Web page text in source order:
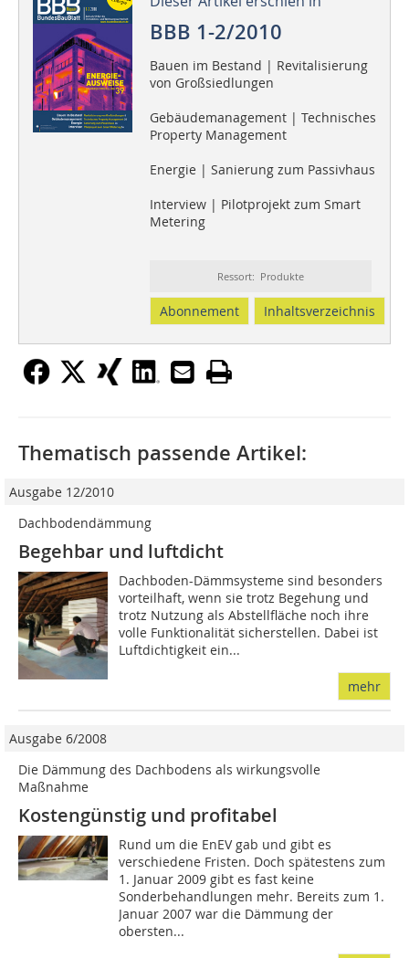
BBB 1-2/2010
Bauen im Bestand | Revitalisierung
von Großsiedlungen
Gebäudemanagement | Technisches
Property Management
Energie | Sanierung zum Passivhaus
Interview | Pilotprojekt zum Smart
Metering
Ressort: Produkte
Abonnement Inhaltsverzeichnis
Thematisch passende Artikel:
Ausgabe 12/2010
Dachbodendämmung
Begehbar und luftdicht
Dachboden-Dämmsysteme sind besonders
vorteilhaft, wenn sie trotz Begehung und
trotz Nutzung als Abstellfläche noch ihre
volle Funktionalität sicherstellen. Dabei ist
Luftdichtigkeit ein...
mehr
Ausgabe 6/2008
Die Dämmung des Dachbodens als wirkungsvolle
Maßnahme
Kostengünstig und profitabel
Rund um die EnEV gab und gibt es
verschiedene Fristen. Doch spätestens zum
1. Januar 2009 gibt es fast keine
Sonderbehandlungen mehr. Bereits zum 1.
Januar 2007 war die Dämmung der
obersten...